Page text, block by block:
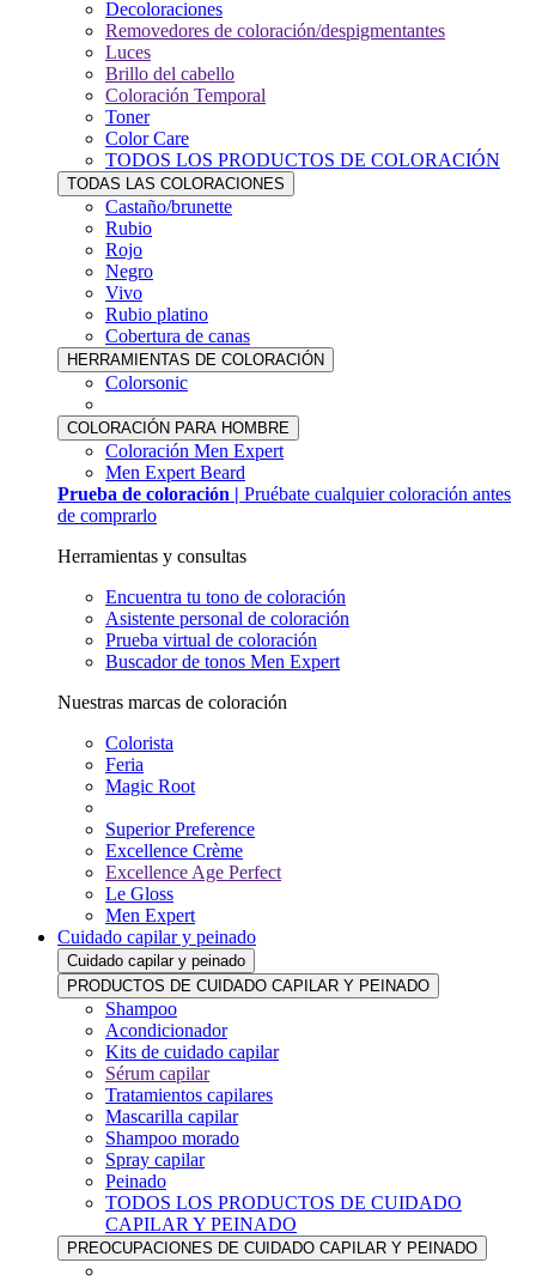
Decoloraciones
Removedores de coloración/despigmentantes
Luces
Brillo del cabello
Coloración Temporal
Toner
Color Care
TODOS LOS PRODUCTOS DE COLORACIÓN
TODAS LAS COLORACIONES
Castaño/brunette
Rubio
Rojo
Negro
Vivo
Rubio platino
Cobertura de canas
HERRAMIENTAS DE COLORACIÓN
Colorsonic
COLORACIÓN PARA HOMBRE
Coloración Men Expert
Men Expert Beard
Prueba de coloración | Pruébate cualquier coloración antes
de comprarlo
Herramientas y consultas
Encuentra tu tono de coloración
Asistente personal de coloración
Prueba virtual de coloración
Buscador de tonos Men Expert
Nuestras marcas de coloración
Colorista
Feria
Magic Root
Superior Preference
Excellence Crème
Excellence Age Perfect
Le Gloss
Men Expert
Cuidado capilar y peinado
Cuidado capilar y peinado
PRODUCTOS DE CUIDADO CAPILAR Y PEINADO
Shampoo
Acondicionador
Kits de cuidado capilar
Sérum capilar
Tratamientos capilares
Mascarilla capilar
Shampoo morado
Spray capilar
Peinado
TODOS LOS PRODUCTOS DE CUIDADO
CAPILAR Y PEINADO
PREOCUPACIONES DE CUIDADO CAPILAR Y PEINADO